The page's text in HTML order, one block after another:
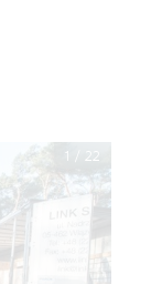
1 / 22